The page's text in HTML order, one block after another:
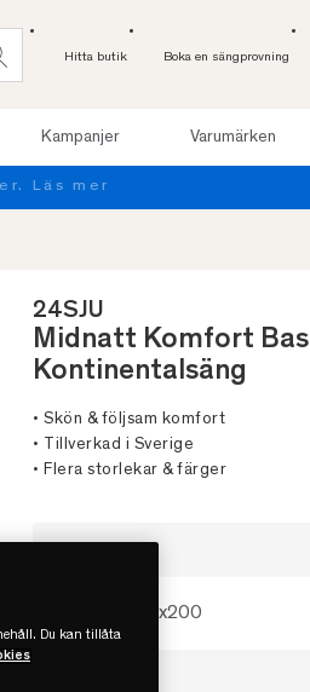
Hitta butik Boka en sängprovning
Kampanjer Varumärken
24SJU
Midnatt Komfort Bas
Kontinentalsäng
• Skön & följsam komfort
• Tillverkad i Sverige
• Flera storlekar & färger
120x200
Du kan tillåta